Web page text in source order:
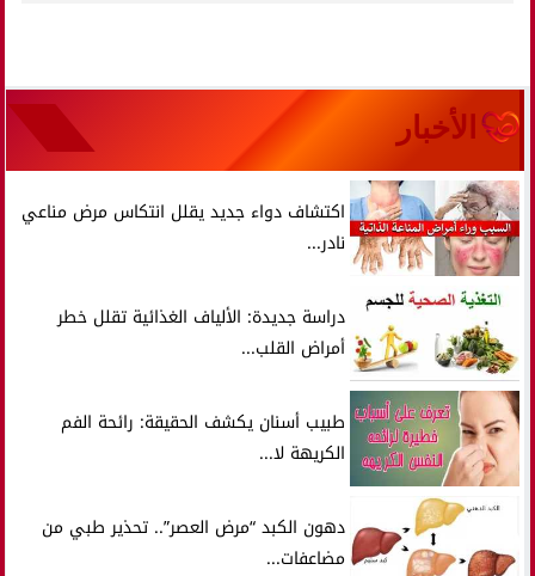
الأخبار
اكتشاف دواء جديد يقلل انتكاس مرض مناعي
نادر...
دراسة جديدة: الألياف الغذائية تقلل خطر
أمراض القلب...
طبيب أسنان يكشف الحقيقة: رائحة الفم
الكريهة لا...
دهون الكبد “مرض العصر”.. تحذير طبي من
مضاعفات...